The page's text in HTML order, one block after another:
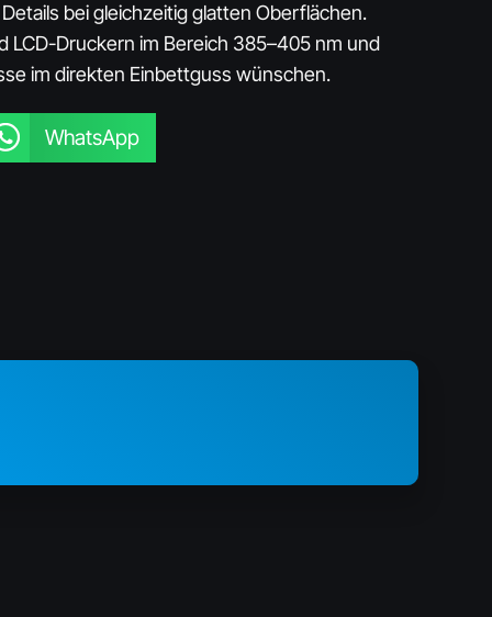
bei gleichzeitig glatten Oberflächen.
LCD-Druckern im Bereich 385–405 nm und
im direkten Einbettguss wünschen.
WhatsApp